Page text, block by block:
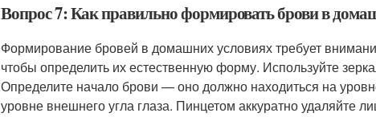
Вопрос 7: Как правильно формировать брови в
Формирование бровей в домашних условиях требует
чтобы определить их естественную форму. Используйте
Определите начало брови — оно должно находиться на
уровне внешнего угла глаза. Пинцетом аккуратно удаляйте